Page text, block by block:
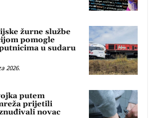
žurne službe
pomogle
u sudaru
2026.
putem
prijetili
novac